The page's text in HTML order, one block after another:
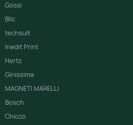
Gossi
Blic
techsuit
Inedit Print
Hertz
Ginissima
MAGNETI MARELLI
Bosch
Chicco